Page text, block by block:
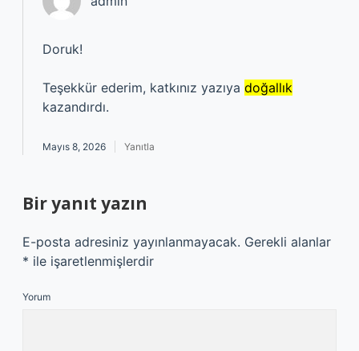
Doruk!
Teşekkür ederim, katkınız yazıya doğallık
kazandırdı.
Mayıs 8, 2026 Yanıtla
Bir yanıt yazın
E-posta adresiniz yayınlanmayacak. Gerekli alanlar
* ile işaretlenmişlerdir
Yorum